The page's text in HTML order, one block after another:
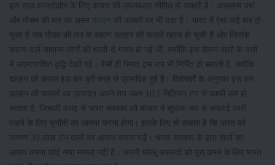
इस साल वस्त्रोद्योग के लिए कपास की उपलब्धता सीमित हो सकती है। असमान्य वर्षा
और मौसम की मार का असर
दलहन की फसलों पर भी पड़ा है। भारत में ऐसा कई बार हो
चुका है जब मौसम की मार के कारण दलहन की फसलें खराब हो चुकी हैं और जिसके
कारण दालें सामान्य लोगों की थाली से गायब हो गईं थीं, क्योंकि इस दौरान दालों के दामों
में अप्रत्याशित वृद्धि देखी गई। वैसी ही स्थित इस बार भी निर्मित हो सकती है, क्योंकि
दलहन की फसल इस बार बुरी तरह से प्रभावित हुई है। विशेषज्ञों के अनुसार इस बार
दलहन की फसलों का उत्पादन अपने तय लक्ष्य 10.5 मिलियन टन से काफी कम हो
सकता है, जिसकी वजह से भारत सरकार को बाजार में सुचारू रूप से सप्प्लाई जारी
रखने के लिए चुनौती का सामना करना होगा। इसके लिए हो सकता है कि भारत को
लगभग 30 लाख टन दालों का आयात करना पड़े। भारत सरकार के द्वारा दालों का
आयत करना कोई नया मामला नहीं है। अपनी घरेलू जरूरतों को पूरा करने के लिए भारत